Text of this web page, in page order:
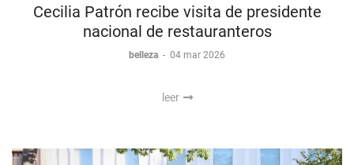
Cecilia Patrón recibe visita de presidente
nacional de restauranteros
belleza - 04 mar 2026
leer